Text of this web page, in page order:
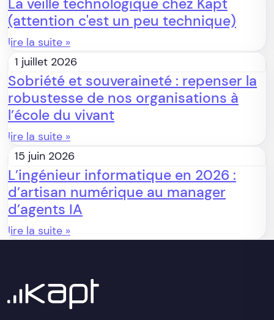
(attention c'est un peu technique)
lire la suite »
1 juillet 2026
Sobriété et souveraineté : repenser la
robustesse de nos organisations à
l’école du vivant
lire la suite »
15 juin 2026
L’ingénieur informatique en 2026 :
d’artisan numérique au manager
d’agents IA
lire la suite »